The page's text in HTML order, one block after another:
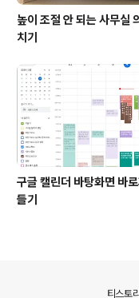
높이 조절 안 되는 사무실
치기
구글 캘린더 바탕화면 바
들기
티스토리